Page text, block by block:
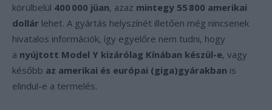
körülbelül 400 000 jüan, azaz mintegy 55 800 amerikai
dollár lehet. A gyártás helyszínét illetően még nincsenek
hivatalos információk, így egyelőre nem tudni, hogy
a nyújtott Model Y kizárólag Kínában készül-e, vagy
később az amerikai és európai (giga)gyárakban is
elindul-e a termelés.